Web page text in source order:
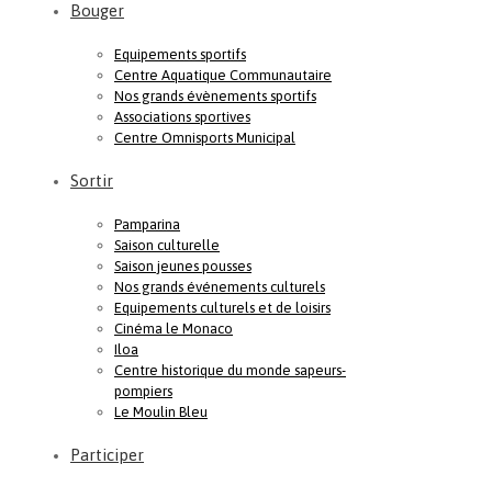
Bouger
Equipements sportifs
Centre Aquatique Communautaire
Nos grands évènements sportifs
Associations sportives
Centre Omnisports Municipal
Sortir
Pamparina
Saison culturelle
Saison jeunes pousses
Nos grands événements culturels
Equipements culturels et de loisirs
Cinéma le Monaco
Iloa
Centre historique du monde sapeurs-
pompiers
Le Moulin Bleu
Participer